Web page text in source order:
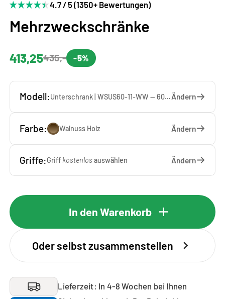
4.7 / 5 (1350+ Bewertungen)
Mehrzweckschränke
413,25435,- -5%
Modell: Unterschrank | WSUS60-11-WW — 60 x 92 x 65 cmÄndern
Farbe: Walnuss Holz Ändern
Griffe:Griff kostenlosauswählen Ändern
In den Warenkorb
Oder selbst zusammenstellen
Lieferzeit: In 4-8 Wochen bei Ihnen